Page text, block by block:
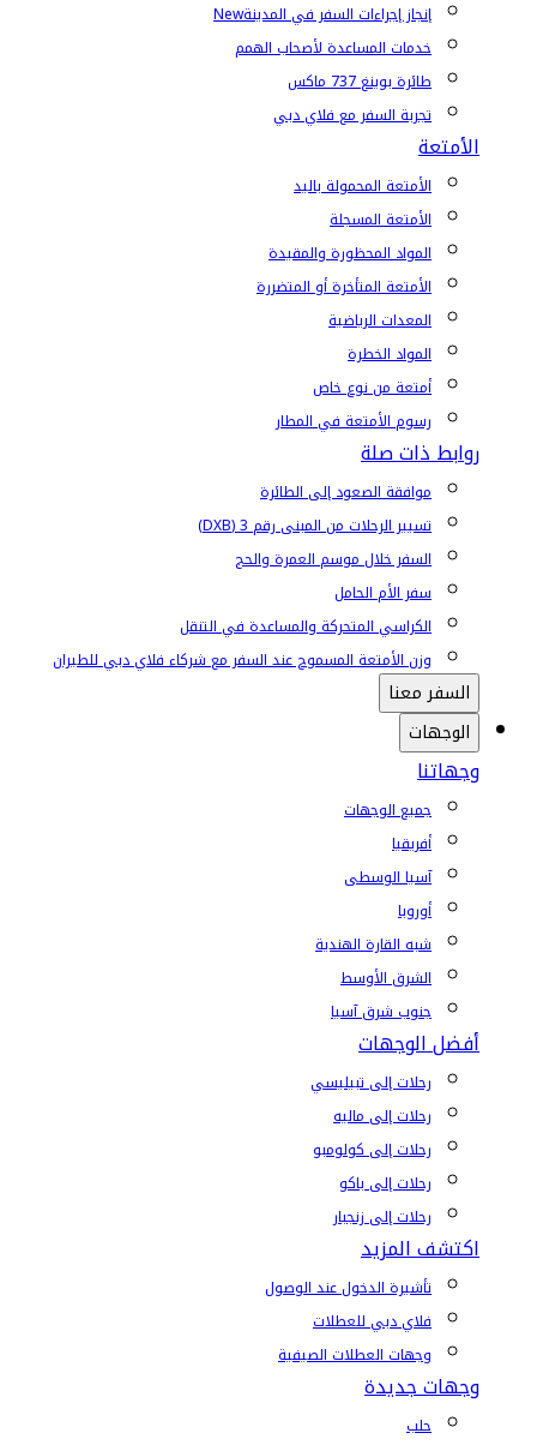
إنجاز إجراءات السفر في المدينةNew
خدمات المساعدة لأصحاب الهمم
طائرة بوينغ 737 ماكس
تجربة السفر مع فلاي دبي
الأمتعة
الأمتعة المحمولة باليد
الأمتعة المسجلة
المواد المحظورة والمقيدة
الأمتعة المتأخرة أو المتضررة
المعدات الرياضية
المواد الخطرة
أمتعة من نوع خاص
رسوم الأمتعة في المطار
روابط ذات صلة
موافقة الصعود إلى الطائرة
تسيير الرحلات من المبنى رقم 3 (DXB)
السفر خلال موسم العمرة والحج
سفر الأم الحامل
الكراسي المتحركة والمساعدة في التنقل
وزن الأمتعة المسموح عند السفر مع شركاء فلاي دبي للطيران
السفر معنا
الوجهات
وجهاتنا
جميع الوجهات
أفريقيا
آسيا الوسطى
أوروبا
شبه القارة الهندية
الشرق الأوسط
جنوب شرق آسيا
أفضل الوجهات
رحلات إلى تبيليسي
رحلات إلى ماليه
رحلات إلى كولومبو
رحلات إلى باكو
رحلات إلى زنجبار
اكتشف المزيد
تأشيرة الدخول عند الوصول
فلاي دبي للعطلات
وجهات العطلات الصيفية
وجهات جديدة
حلب